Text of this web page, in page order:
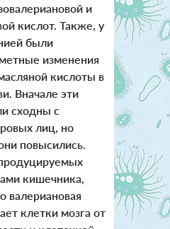
и
кислот. Также, у
были
изменения
кислоты в
Вначале эти
сходны с
лиц, но
повысились.
кишечника,
валериановая
клетки мозга от